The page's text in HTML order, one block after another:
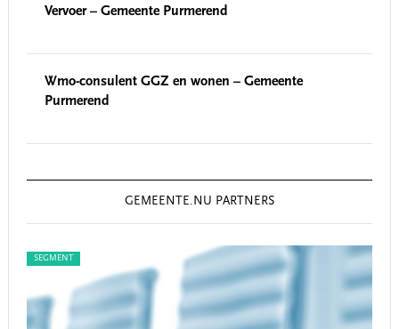
Vervoer – Gemeente Purmerend
Wmo-consulent GGZ en wonen – Gemeente
Purmerend
GEMEENTE.NU PARTNERS
SEGMENT